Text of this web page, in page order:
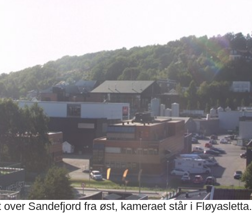
Sandefjord fra øst, kameraet står i Fløyasletta.